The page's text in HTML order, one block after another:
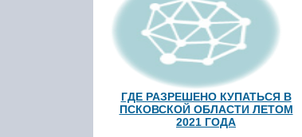
ГДЕ РАЗРЕШЕНО КУПАТЬСЯ В
ПСКОВСКОЙ ОБЛАСТИ ЛЕТОМ
2021 ГОДА